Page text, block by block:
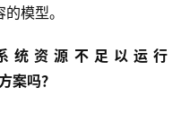
模型。
统资源不足以运行
案吗？